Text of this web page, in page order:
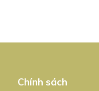
Chính sách